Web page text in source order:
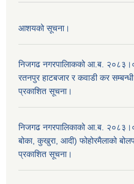
आशयको सूचना।
निजगढ नगरपालिाकको आ.ब.
रतनपुर हाटबजार र कवाडी कर
प्रकाशित सूचना।
निजगढ नगरपालिकाको आ.ब.
बोका, कुखुरा, आदी) फोहोरमैलाको
प्रकाशित सूचना।